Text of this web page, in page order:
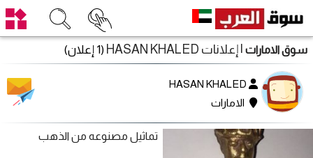
سوق الامارات | إعلانات HASAN KHALED (1 إعلان)
الامارات
تماثيل مصنوعه من الذهب